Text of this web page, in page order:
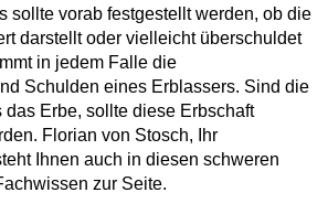
sollte vorab festgestellt werden, ob die
darstellt oder vielleicht überschuldet
in jedem Falle die
Schulden eines Erblassers. Sind die
Erbe, sollte diese Erbschaft
Florian von Stosch, Ihr
Ihnen auch in diesen schweren
zur Seite.